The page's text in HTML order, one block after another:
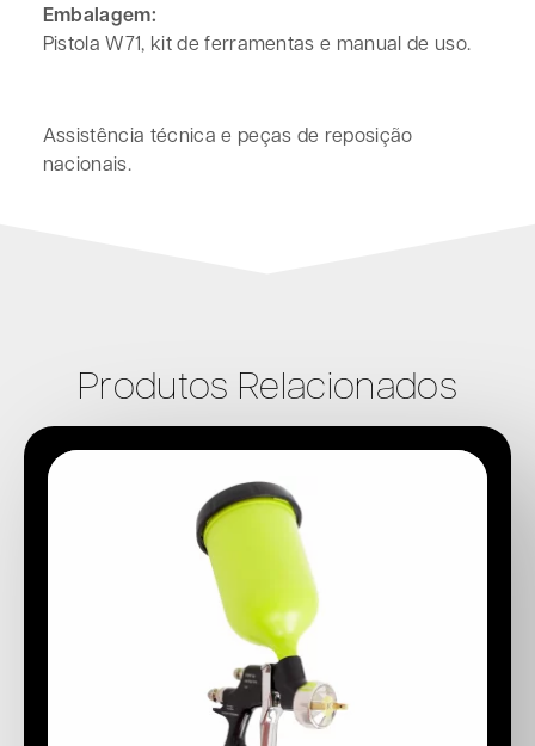
Embalagem:
Pistola W71, kit de ferramentas e manual de uso.
Assistência técnica e peças de reposição
nacionais.
Produtos Relacionados